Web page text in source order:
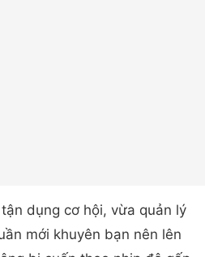
dụng cơ hội, vừa quản lý
mới khuyên bạn nên lên